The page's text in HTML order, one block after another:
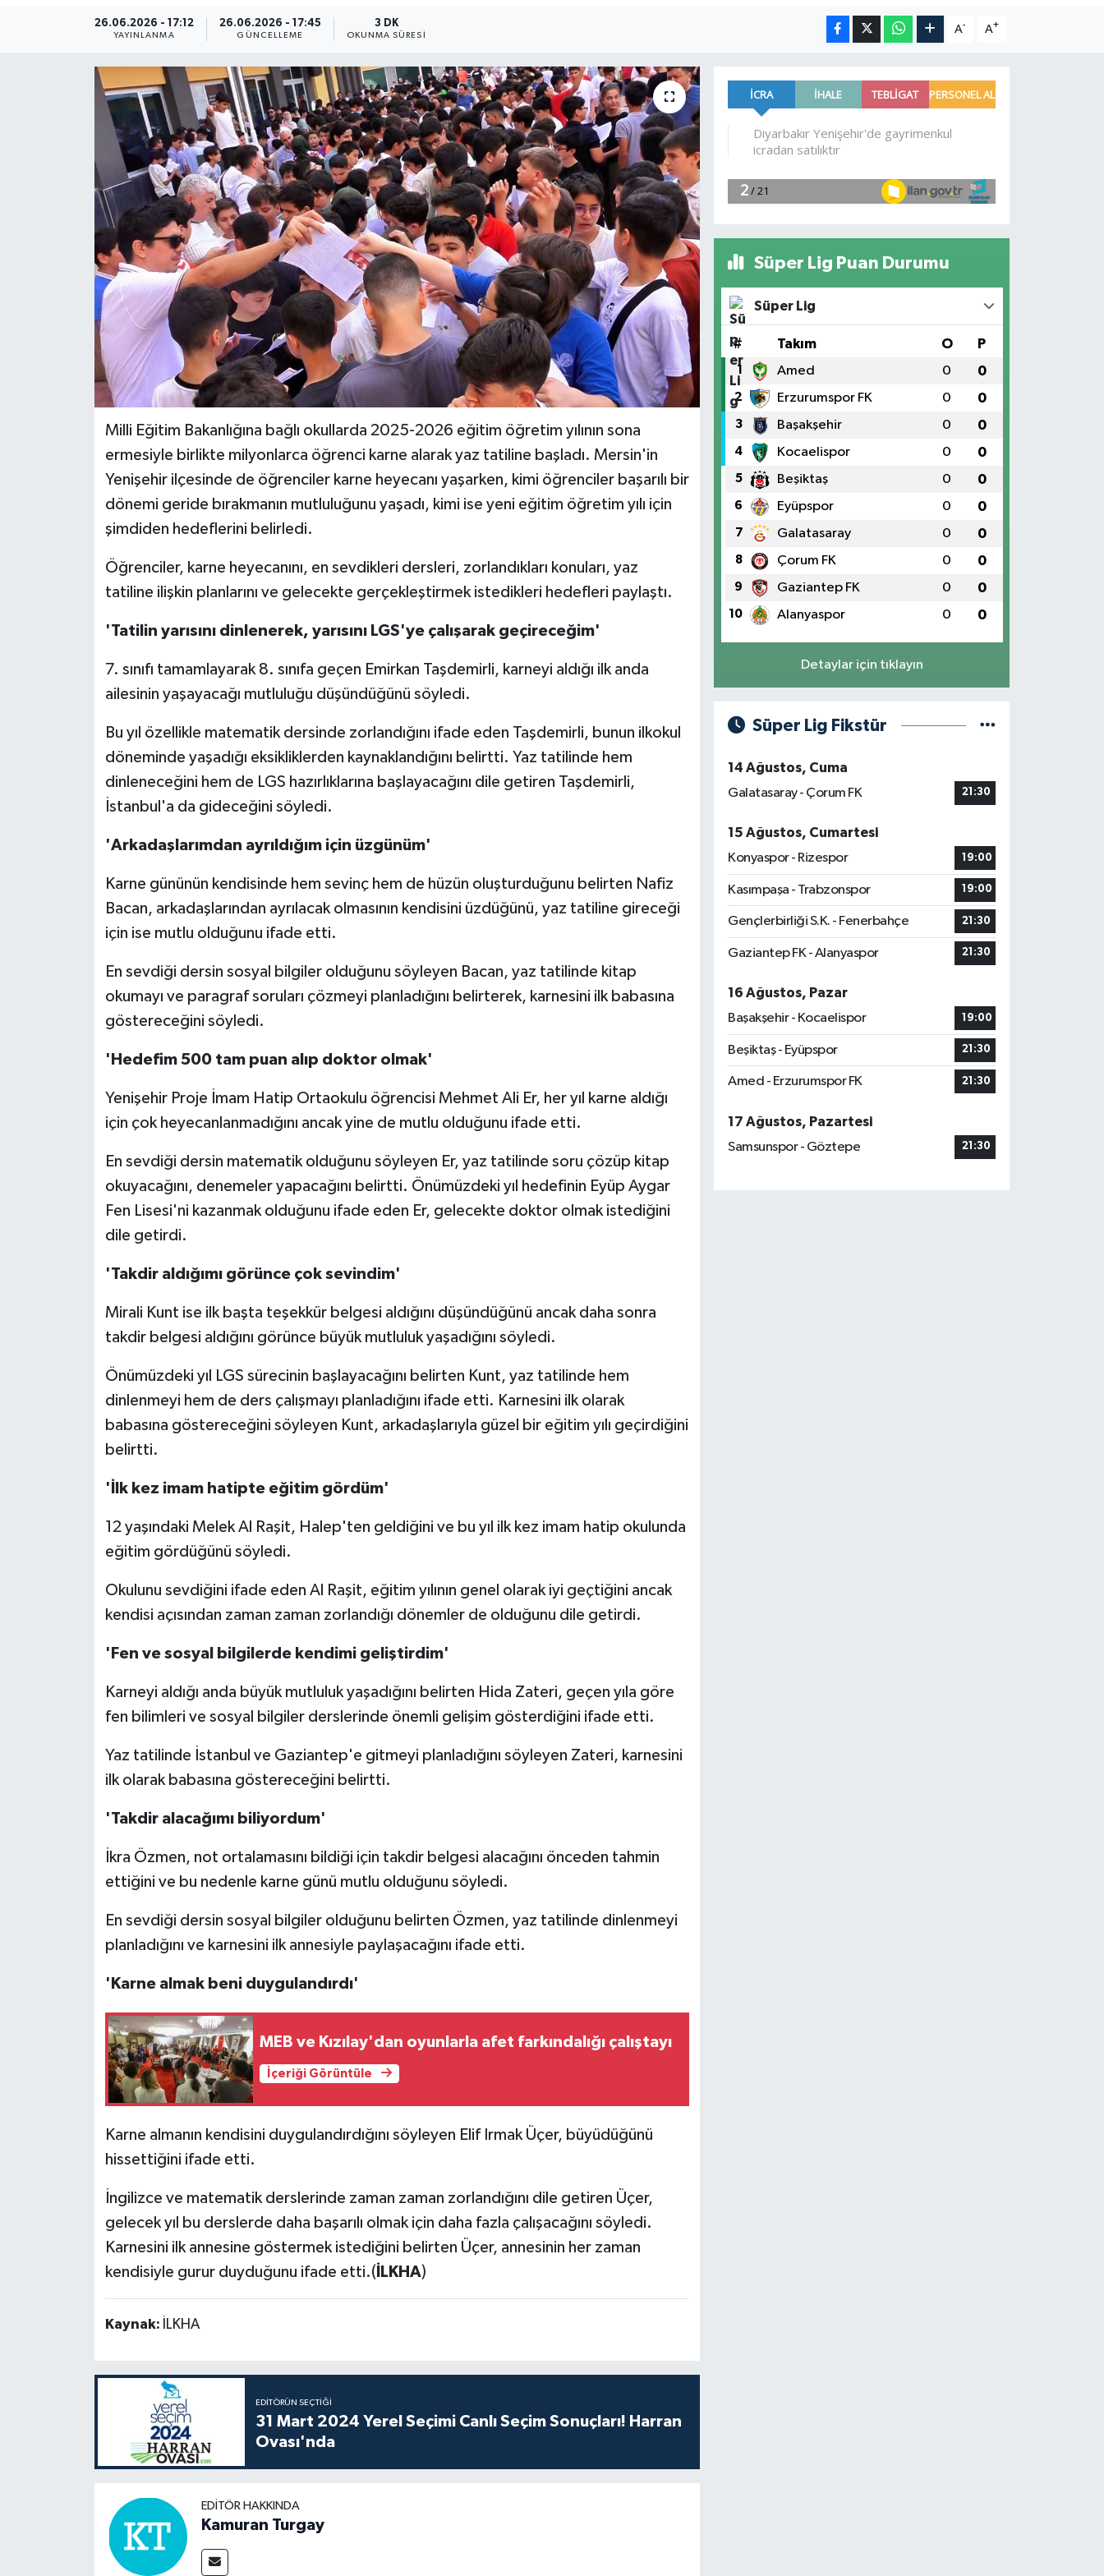
26.06.2026 - 17:12
YAYINLANMA
26.06.2026 - 17:45
GÜNCELLEME
3 DK
OKUNMA SÜRESI
A- A+
Milli Eğitim Bakanlığına bağlı okullarda 2025-2026 eğitim öğretim yılının sona
ermesiyle birlikte milyonlarca öğrenci karne alarak yaz tatiline başladı. Mersin'in
Yenişehir ilçesinde de öğrenciler karne heyecanı yaşarken, kimi öğrenciler başarılı bir
dönemi geride bırakmanın mutluluğunu yaşadı, kimi ise yeni eğitim öğretim yılı için
şimdiden hedeflerini belirledi.
Öğrenciler, karne heyecanını, en sevdikleri dersleri, zorlandıkları konuları, yaz
tatiline ilişkin planlarını ve gelecekte gerçekleştirmek istedikleri hedefleri paylaştı.
'Tatilin yarısını dinlenerek, yarısını LGS'ye çalışarak geçireceğim'
7. sınıfı tamamlayarak 8. sınıfa geçen Emirkan Taşdemirli, karneyi aldığı ilk anda
ailesinin yaşayacağı mutluluğu düşündüğünü söyledi.
Bu yıl özellikle matematik dersinde zorlandığını ifade eden Taşdemirli, bunun ilkokul
döneminde yaşadığı eksikliklerden kaynaklandığını belirtti. Yaz tatilinde hem
dinleneceğini hem de LGS hazırlıklarına başlayacağını dile getiren Taşdemirli,
İstanbul'a da gideceğini söyledi.
'Arkadaşlarımdan ayrıldığım için üzgünüm'
Karne gününün kendisinde hem sevinç hem de hüzün oluşturduğunu belirten Nafiz
Bacan, arkadaşlarından ayrılacak olmasının kendisini üzdüğünü, yaz tatiline gireceği
için ise mutlu olduğunu ifade etti.
En sevdiği dersin sosyal bilgiler olduğunu söyleyen Bacan, yaz tatilinde kitap
okumayı ve paragraf soruları çözmeyi planladığını belirterek, karnesini ilk babasına
göstereceğini söyledi.
'Hedefim 500 tam puan alıp doktor olmak'
Yenişehir Proje İmam Hatip Ortaokulu öğrencisi Mehmet Ali Er, her yıl karne aldığı
için çok heyecanlanmadığını ancak yine de mutlu olduğunu ifade etti.
En sevdiği dersin matematik olduğunu söyleyen Er, yaz tatilinde soru çözüp kitap
okuyacağını, denemeler yapacağını belirtti. Önümüzdeki yıl hedefinin Eyüp Aygar
Fen Lisesi'ni kazanmak olduğunu ifade eden Er, gelecekte doktor olmak istediğini
dile getirdi.
'Takdir aldığımı görünce çok sevindim'
Mirali Kunt ise ilk başta teşekkür belgesi aldığını düşündüğünü ancak daha sonra
takdir belgesi aldığını görünce büyük mutluluk yaşadığını söyledi.
Önümüzdeki yıl LGS sürecinin başlayacağını belirten Kunt, yaz tatilinde hem
dinlenmeyi hem de ders çalışmayı planladığını ifade etti. Karnesini ilk olarak
babasına göstereceğini söyleyen Kunt, arkadaşlarıyla güzel bir eğitim yılı geçirdiğini
belirtti.
'İlk kez imam hatipte eğitim gördüm'
12 yaşındaki Melek Al Raşit, Halep'ten geldiğini ve bu yıl ilk kez imam hatip okulunda
eğitim gördüğünü söyledi.
Okulunu sevdiğini ifade eden Al Raşit, eğitim yılının genel olarak iyi geçtiğini ancak
kendisi açısından zaman zaman zorlandığı dönemler de olduğunu dile getirdi.
'Fen ve sosyal bilgilerde kendimi geliştirdim'
Karneyi aldığı anda büyük mutluluk yaşadığını belirten Hida Zateri, geçen yıla göre
fen bilimleri ve sosyal bilgiler derslerinde önemli gelişim gösterdiğini ifade etti.
Yaz tatilinde İstanbul ve Gaziantep'e gitmeyi planladığını söyleyen Zateri, karnesini
ilk olarak babasına göstereceğini belirtti.
'Takdir alacağımı biliyordum'
İkra Özmen, not ortalamasını bildiği için takdir belgesi alacağını önceden tahmin
ettiğini ve bu nedenle karne günü mutlu olduğunu söyledi.
En sevdiği dersin sosyal bilgiler olduğunu belirten Özmen, yaz tatilinde dinlenmeyi
planladığını ve karnesini ilk annesiyle paylaşacağını ifade etti.
'Karne almak beni duygulandırdı'
MEB ve Kızılay'dan oyunlarla afet farkındalığı çalıştayı
İçeriği Görüntüle
Karne almanın kendisini duygulandırdığını söyleyen Elif Irmak Üçer, büyüdüğünü
hissettiğini ifade etti.
İngilizce ve matematik derslerinde zaman zaman zorlandığını dile getiren Üçer,
gelecek yıl bu derslerde daha başarılı olmak için daha fazla çalışacağını söyledi.
Karnesini ilk annesine göstermek istediğini belirten Üçer, annesinin her zaman
kendisiyle gurur duyduğunu ifade etti.( İLKHA)
Kaynak: İLKHA
EDITÖRÜN SEÇTIĞI
31 Mart 2024 Yerel Seçimi Canlı Seçim Sonuçları! Harran
Ovası'nda
EDITÖR HAKKINDA
Kamuran Turgay
Süper Lig Puan Durumu
Süper Lig
# Takım O P
1 Amed 0 0
2 Erzurumspor FK 0 0
3 Başakşehir 0 0
4 Kocaelispor 0 0
5 Beşiktaş 0 0
6 Eyüpspor 0 0
7 Galatasaray 0 0
8 Çorum FK 0 0
9 Gaziantep FK 0 0
10 Alanyaspor 0 0
Detaylar için tıklayın
Süper Lig Fikstür
14 Ağustos, Cuma
Galatasaray - Çorum FK
21:30
15 Ağustos, Cumartesi
Konyaspor - Rizespor
19:00
Kasımpaşa - Trabzonspor 19:00
Gençlerbirliği S.K. - Fenerbahçe 21:30
Gaziantep FK - Alanyaspor 21:30
16 Ağustos, Pazar
Başakşehir - Kocaelispor
19:00
Beşiktaş - Eyüpspor 21:30
Amed - Erzurumspor FK 21:30
17 Ağustos, Pazartesi
Samsunspor - Göztepe
21:30
Bi̇li̇m & Teknoloji̇